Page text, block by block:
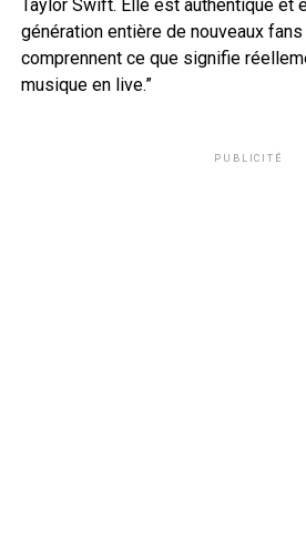
Taylor Swift. Elle est authentique et
génération entière de nouveaux
comprennent ce que signifie
musique en live.”
PUBLICITÉ